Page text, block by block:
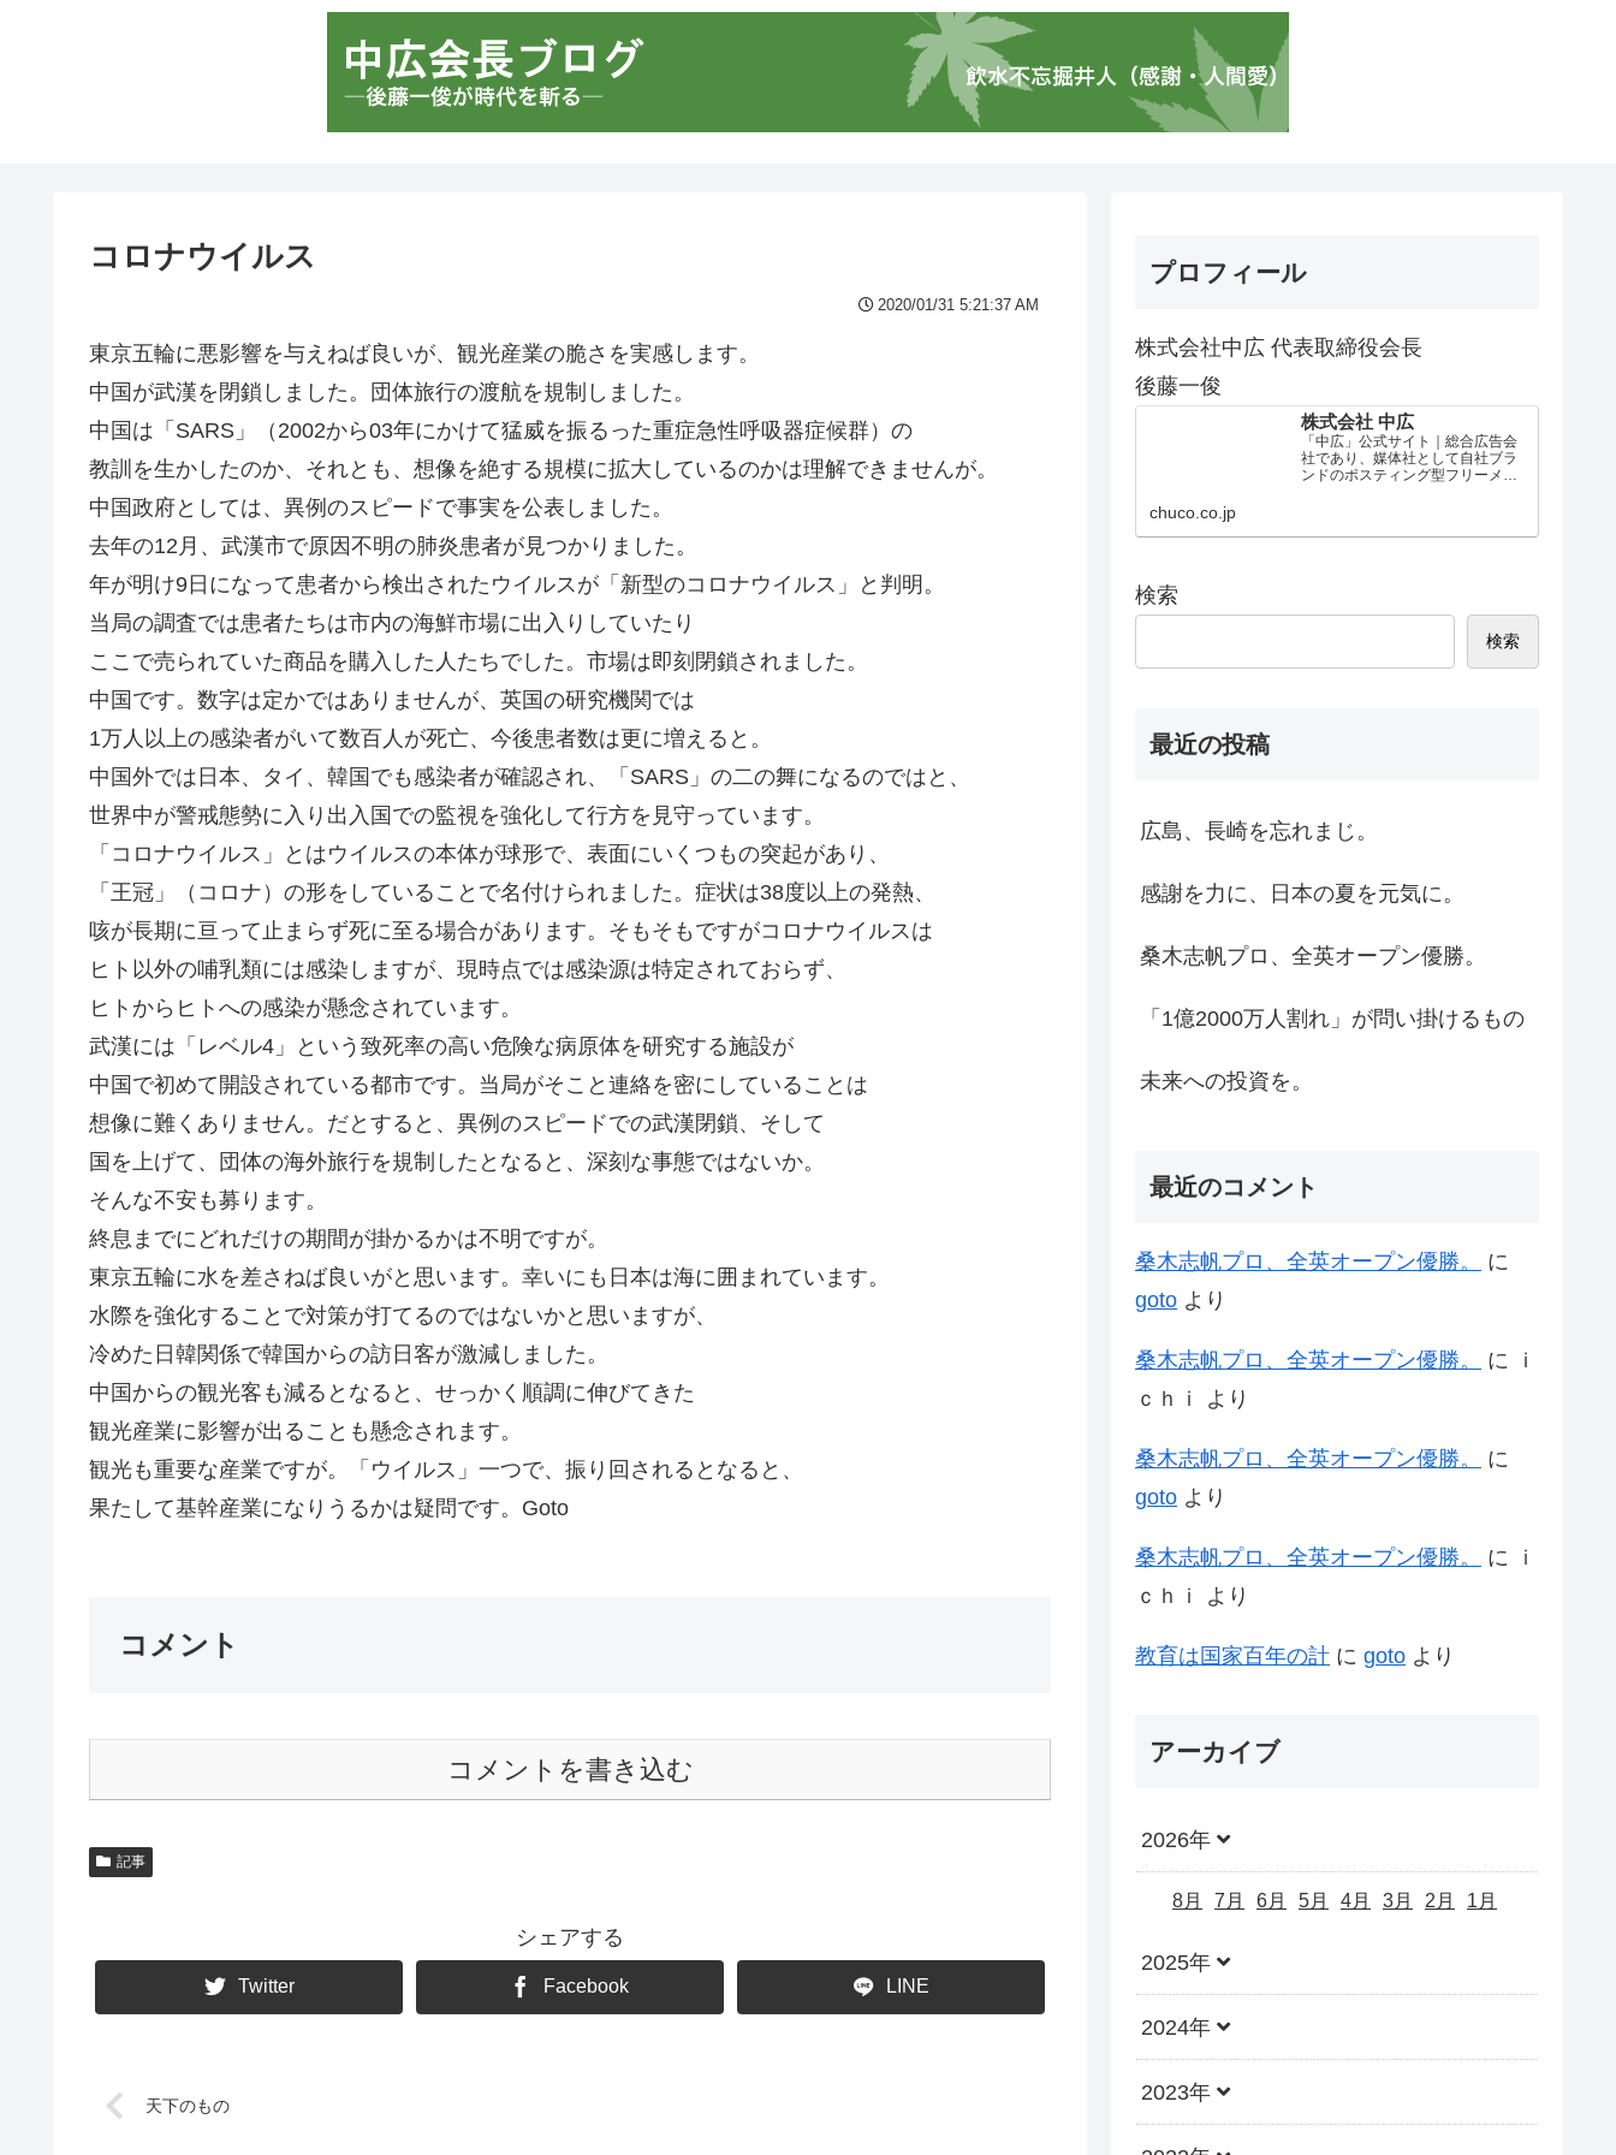
コロナウイルス
2020/01/31 5:21:37 AM
東京五輪に悪影響を与えねば良いが、観光産業の脆さを実感します。
中国が武漢を閉鎖しました。団体旅行の渡航を規制しました。
中国は「SARS」（2002から03年にかけて猛威を振るった重症急性呼吸器症候群）の
教訓を生かしたのか、それとも、想像を絶する規模に拡大しているのかは理解できませんが。
中国政府としては、異例のスピードで事実を公表しました。
去年の12月、武漢市で原因不明の肺炎患者が見つかりました。
年が明け9日になって患者から検出されたウイルスが「新型のコロナウイルス」と判明。
当局の調査では患者たちは市内の海鮮市場に出入りしていたり
ここで売られていた商品を購入した人たちでした。市場は即刻閉鎖されました。
中国です。数字は定かではありませんが、英国の研究機関では
1万人以上の感染者がいて数百人が死亡、今後患者数は更に増えると。
中国外では日本、タイ、韓国でも感染者が確認され、「SARS」の二の舞になるのではと、
世界中が警戒態勢に入り出入国での監視を強化して行方を見守っています。
「コロナウイルス」とはウイルスの本体が球形で、表面にいくつもの突起があり、
「王冠」（コロナ）の形をしていることで名付けられました。症状は38度以上の発熱、
咳が長期に亘って止まらず死に至る場合があります。そもそもですがコロナウイルスは
ヒト以外の哺乳類には感染しますが、現時点では感染源は特定されておらず、
ヒトからヒトへの感染が懸念されています。
武漢には「レベル4」という致死率の高い危険な病原体を研究する施設が
中国で初めて開設されている都市です。当局がそこと連絡を密にしていることは
想像に難くありません。だとすると、異例のスピードでの武漢閉鎖、そして
国を上げて、団体の海外旅行を規制したとなると、深刻な事態ではないか。
そんな不安も募ります。
終息までにどれだけの期間が掛かるかは不明ですが。
東京五輪に水を差さねば良いがと思います。幸いにも日本は海に囲まれています。
水際を強化することで対策が打てるのではないかと思いますが、
冷めた日韓関係で韓国からの訪日客が激減しました。
中国からの観光客も減るとなると、せっかく順調に伸びてきた
観光産業に影響が出ることも懸念されます。
観光も重要な産業ですが。「ウイルス」一つで、振り回されるとなると、
果たして基幹産業になりうるかは疑問です。Goto
コメント
コメントを書き込む
記事
シェアする
Twitter Facebook LINE
天下のもの
プロフィール
株式会社中広 代表取締役会長
後藤一俊
株式会社 中広
「中広」公式サイト｜総合広告会
社であり、媒体社として自社ブラ
ンドのポスティング型フリーメデ
chuco.co.jp
検索
検索
最近の投稿
広島、長崎を忘れまじ。
感謝を力に、日本の夏を元気に。
桑木志帆プロ、全英オープン優勝。
「1億2000万人割れ」が問い掛けるもの
未来への投資を。
最近のコメント
桑木志帆プロ、全英オープン優勝。
に
goto より
桑木志帆プロ、全英オープン優勝。 に
ｉ
ｃｈｉ
より
桑木志帆プロ、全英オープン優勝。
に
goto より
桑木志帆プロ、全英オープン優勝。 に
ｉ
ｃｈｉ
より
教育は国家百年の計 に goto より
アーカイブ
2026年
8月 7月 6月 5月 4月 3月 2月 1月
2025年
2024年
2023年